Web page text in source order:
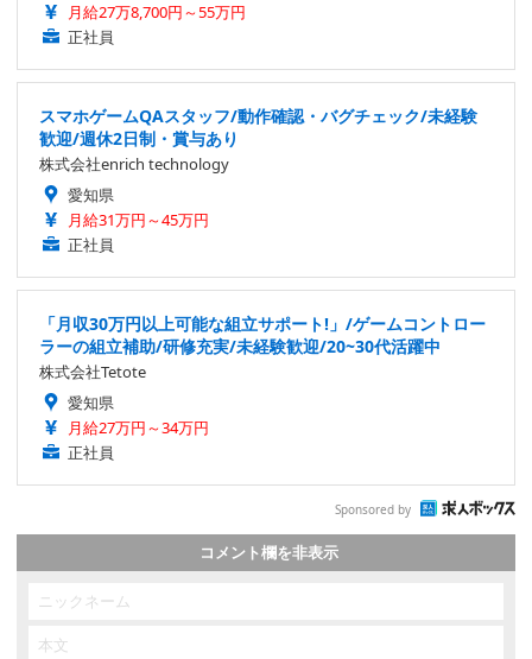
月給27万8,700円～55万円
正社員
スマホゲームQAスタッフ/動作確認・バグチェック/未経験
歓迎/週休2日制・賞与あり
株式会社enrich technology
愛知県
月給31万円～45万円
正社員
「月収30万円以上可能な組立サポート!」/ゲームコントロー
ラーの組立補助/研修充実/未経験歓迎/20~30代活躍中
株式会社Tetote
愛知県
月給27万円～34万円
正社員
Sponsored by
コメント欄を非表示